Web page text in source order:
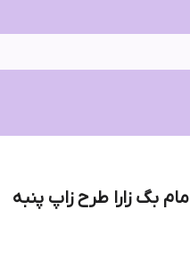
بگ زارا طرح زاپ پنبه